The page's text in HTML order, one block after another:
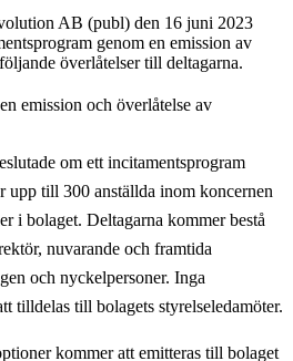
AB (publ) den 16 juni 2023
genom en emission av
överlåtelser till deltagarna.
emission och överlåtelse av
om ett incitamentsprogram
upp till 300 anställda inom koncernen
i bolaget. Deltagarna kommer bestå
nuvarande och framtida
och nyckelpersoner. Inga
tilldelas till bolagets styrelseledamöter.
kommer att emitteras till bolaget